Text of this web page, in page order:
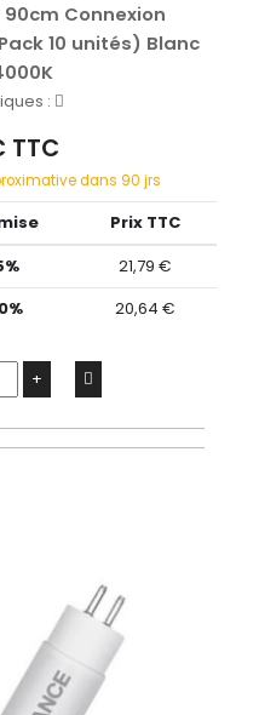
90cm Connexion
10 unités) Blanc
:
TTC
dans 90 jrs
Prix TTC
21,79 €
20,64 €
+